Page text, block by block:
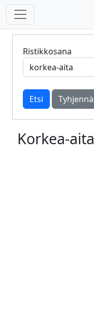
Ristikkosana
Tyhjennä
Korkea-aita